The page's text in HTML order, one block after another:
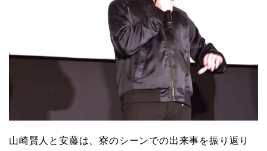
山崎賢人と安藤は、寮のシーンでの出来事を振り返り